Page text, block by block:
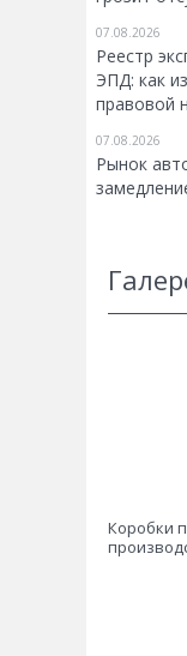
07.08.2026
Реестр
ЭПД: как
правовой
07.08.2026
Рынок
Коробки